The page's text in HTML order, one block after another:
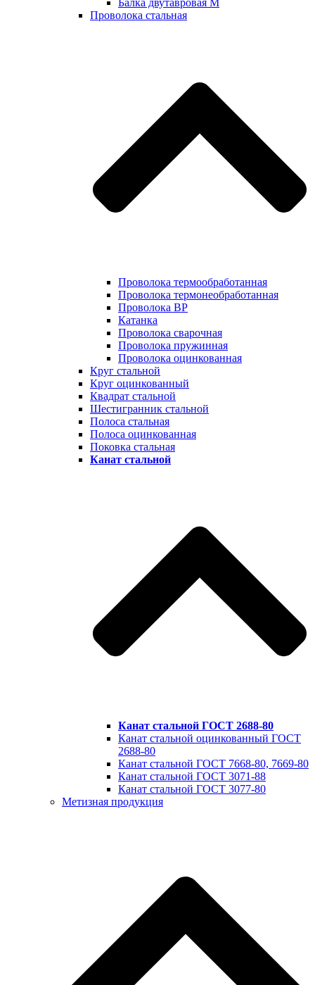
Балка двутавровая М
Проволока стальная
Проволока термообработанная
Проволока термонеобработанная
Проволока ВР
Катанка
Проволока сварочная
Проволока пружинная
Проволока оцинкованная
Круг стальной
Круг оцинкованный
Квадрат стальной
Шестигранник стальной
Полоса стальная
Полоса оцинкованная
Поковка стальная
Канат стальной
Канат стальной ГОСТ 2688-80
Канат стальной оцинкованный ГОСТ
2688-80
Канат стальной ГОСТ 7668-80, 7669-80
Канат стальной ГОСТ 3071-88
Канат стальной ГОСТ 3077-80
Метизная продукция